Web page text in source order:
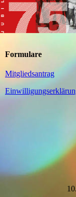
Formulare
Mitgliedsantrag